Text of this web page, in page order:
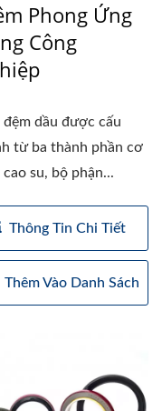
Phong Ứng
Công
đệm dầu được cấu
từ ba thành phần cơ
cao su, bộ phận...
Thông Tin Chi Tiết
Thêm Vào Danh Sách